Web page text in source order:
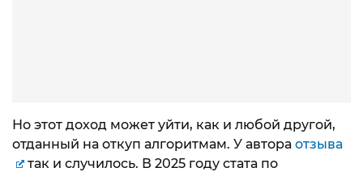
Но этот доход может уйти, как и любой другой,
отданный на откуп алгоритмам. У автора отзыва
так и случилось. В 2025 году стата по